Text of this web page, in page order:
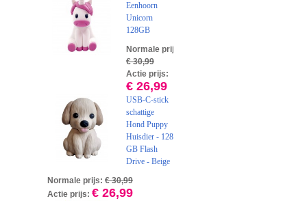
Eenhoorn
Unicorn
128GB
Normale prijs:
€ 30,99
Actie prijs:
€ 26,99
USB-C-stick
schattige
Hond Puppy
Huisdier - 128
GB Flash
Drive - Beige
Normale prijs: € 30,99
Actie prijs: € 26,99